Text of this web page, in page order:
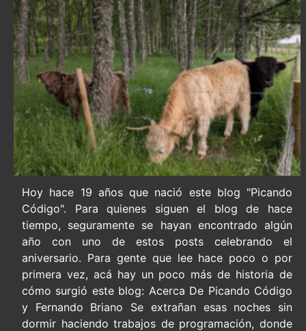
Hoy hace 19 años que nació este blog "Picando
Código". Para quienes siguen el blog de hace
tiempo, seguramente se hayan encontrado algún
año con uno de estos posts celebrando el
aniversario. Para gente que lee hace poco o por
primera vez, acá hay un poco más de historia de
cómo surgió este blog: Acerca De Picando Código
y Fernando Briano Se extrañan esas noches sin
dormir haciendo trabajos de programación, donde